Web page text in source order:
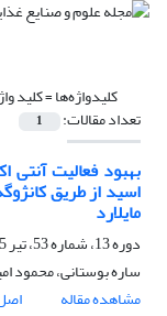
کلیدواژه‌ها =کلید
تعداد مقالات: 1
بهبود فعالیت آنتی
اسید از طریق
مایلارد
دوره 13، شماره 53، تیر 1395، صفحه
ساره بوستانی، محمود
مشاهده مقاله